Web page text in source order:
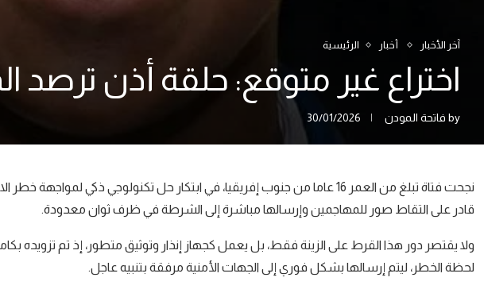
آخر الأخبار أخبار الرئيسية
اختراع غير متوقع: حلقة أذن
by فاتحة المودن 30/01/2026
نجحت فتاة تبلغ من العمر 16 عاما من جنوب إفريقيا، في ابتكار حل تكنولوجي ذكي
قادر على التقاط صور للمهاجمين وإرسالها مباشرة إلى الشرطة في ظرف ثوان معدودة.
ولا يقتصر دور هذا القرط على الزينة فقط، بل يعمل كجهاز إنذار وتوثيق متطور، إذ تم تزويده
لحظة الخطر، ليتم إرسالها بشكل فوري إلى الجهات الأمنية مرفقة بتنبيه عاجل.